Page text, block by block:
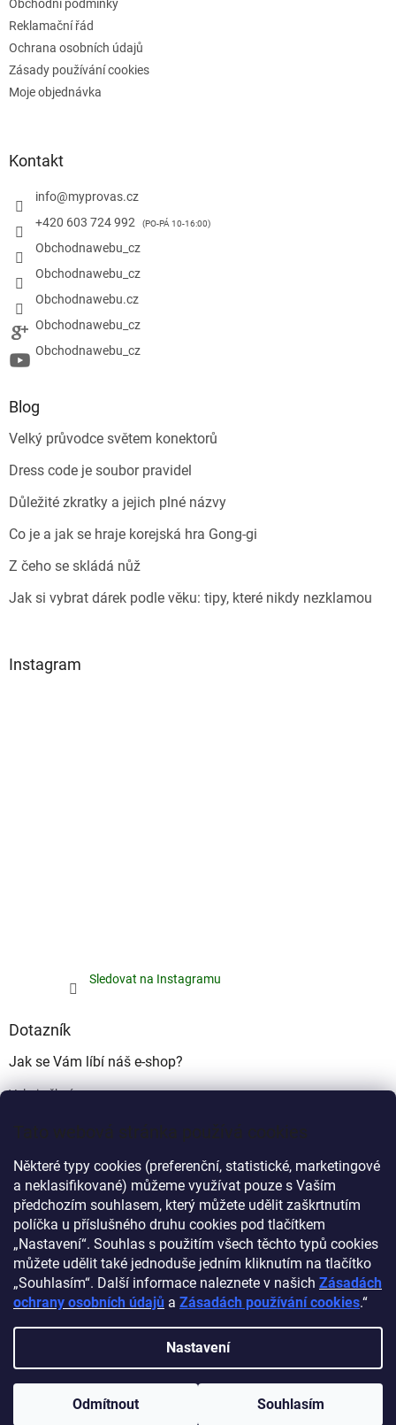
Tato webová stránka používá cookies
Některé typy cookies (preferenční, statistické, marketingové
a neklasifikované) můžeme využívat pouze s Vaším
předchozím souhlasem, který můžete udělit zaškrtnutím
políčka u příslušného druhu cookies pod tlačítkem
„Nastavení“. Souhlas s použitím všech těchto typů cookies
můžete udělit také jednoduše jedním kliknutím na tlačítko
„Souhlasím“. Další informace naleznete v našich Zásadách
ochrany osobních údajů a Zásadách používání cookies.“
Nastavení
Odmítnout Souhlasím
Obchodní podmínky
Reklamační řád
Ochrana osobních údajů
Zásady používání cookies
Moje objednávka
Kontakt
info@myprovas.cz
+420 603 724 992
Obchodnawebu_cz
Obchodnawebu_cz
Obchodnawebu.cz
Obchodnawebu_cz
Obchodnawebu_cz
Blog
Velký průvodce světem konektorů
Dress code je soubor pravidel
Důležité zkratky a jejich plné názvy
Co je a jak se hraje korejská hra Gong-gi
Z čeho se skládá nůž
Jak si vybrat dárek podle věku: tipy, které nikdy nezklamou
Instagram
Sledovat na Instagramu
Dotazník
Jak se Vám líbí náš e-shop?
Velmi pěkný
Ujde to
Nelíbí se mi
Počet hlasů:340
Myprovas.cz Obchodnawebu.cz
Vytvořil Shoptet
Copyright 2026Obchodnawebu . Všechna práva vyhrazena.